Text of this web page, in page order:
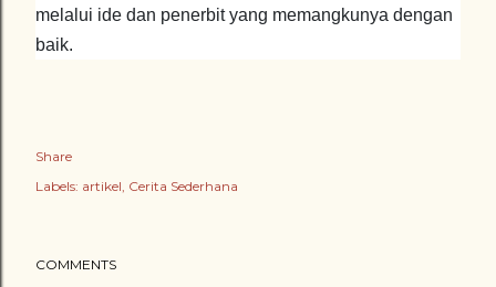
melalui ide dan penerbit yang memangkunya dengan
baik.
Share
Labels: artikel Cerita Sederhana
COMMENTS